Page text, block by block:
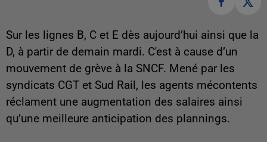
Sur les lignes B, C et E dès aujourd’hui ainsi que la
D, à partir de demain mardi. C'est à cause d’un
mouvement de grève à la SNCF. Mené par les
syndicats CGT et Sud Rail, les agents mécontents
réclament une augmentation des salaires ainsi
qu’une meilleure anticipation des plannings.